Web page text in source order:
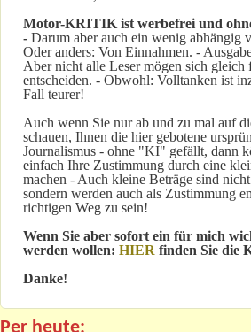
Motor-KRITIK ist werbefrei und
- Darum aber auch ein wenig abhängig
Oder anders: Von Einnahmen. -
Aber nicht alle Leser mögen sich gleich
entscheiden. - Obwohl: Volltanken ist
Fall teurer!
Auch wenn Sie nur ab und zu mal auf
schauen, Ihnen die hier gebotene
Journalismus - ohne "KI" gefällt, dann
einfach Ihre Zustimmung durch eine
machen - Auch kleine Beträge sind
sondern werden auch als Zustimmung
richtigen Weg zu sein!
Wenn Sie aber sofort ein für mich
werden wollen: HIER finden Sie die
Danke!